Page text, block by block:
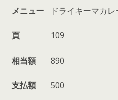
メニュー ドライキーマカ
頁 109
相当額 890
支払額 500